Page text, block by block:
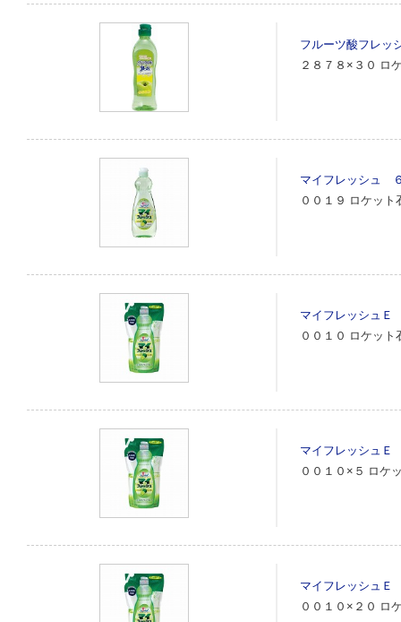
フルーツ酸フレ
２８７８×３０ ロ
マイフレッシュ
００１９ ロケット
マイフレッシュ
００１０ ロケット
マイフレッシュ
００１０×５ ロケ
マイフレッシュ
００１０×２０ ロ